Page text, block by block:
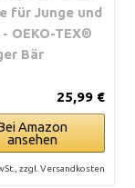
für Junge und
OEKO-TEX®
Bär
25,99 €
Amazon
ansehen
zzgl. Versandkosten